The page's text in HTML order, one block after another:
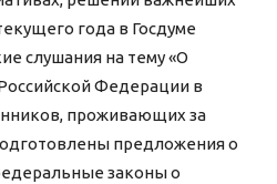
года в Госдуме
слушания на тему «О
Федерации в
проживающих за
предложения о
законы о